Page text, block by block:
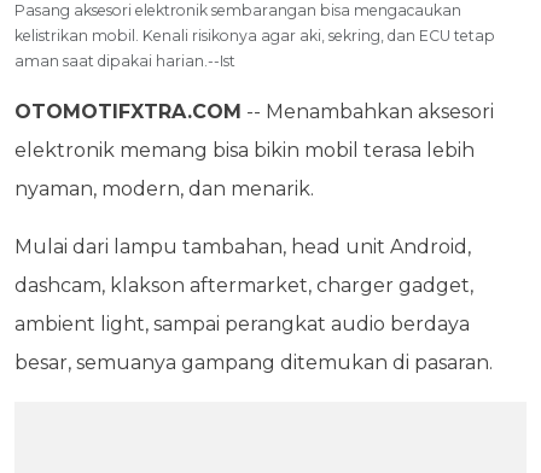
Pasang aksesori elektronik sembarangan bisa mengacaukan
kelistrikan mobil. Kenali risikonya agar aki, sekring, dan ECU tetap
aman saat dipakai harian.--Ist
OTOMOTIFXTRA.COM -- Menambahkan aksesori
elektronik memang bisa bikin mobil terasa lebih
nyaman, modern, dan menarik.
Mulai dari lampu tambahan, head unit Android,
dashcam, klakson aftermarket, charger gadget,
ambient light, sampai perangkat audio berdaya
besar, semuanya gampang ditemukan di pasaran.